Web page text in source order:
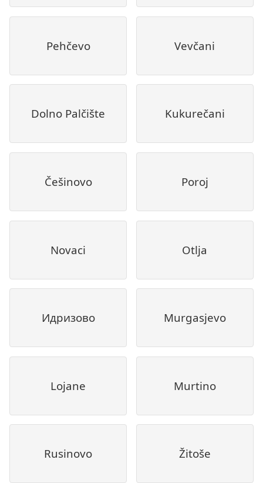
Pehčevo Vevčani
Dolno Palčište Kukurečani
Češinovo Poroj
Novaci Otlja
Идризово Murgasjevo
Lojane Murtino
Rusinovo Žitoše